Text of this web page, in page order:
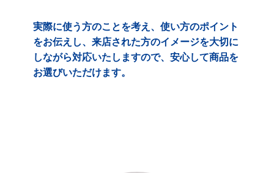
実際に使う方のことを考え、使い方のポイント
をお伝えし、来店された方のイメージを大切に
しながら対応いたしますので、安心して商品を
お選びいただけます。